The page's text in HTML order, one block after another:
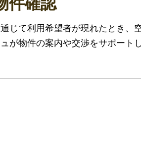
じて利用希望者が現れたとき、
が物件の案内や交渉をサポート